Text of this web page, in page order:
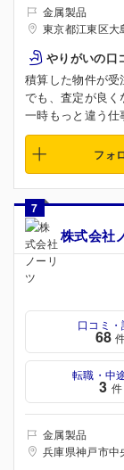
金属製品
東京都江東区大
やりがいの口
積算した物件が
でも、査定が良く
一時もっと違う
フォ
7
株式会社
口コミ
68
転職・中
3 件
金属製品
兵庫県神戸市